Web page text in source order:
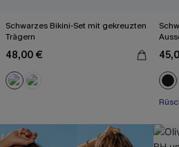
Schwarzes Bikini-Set mit gekreuzten
Trägern
48,00 €